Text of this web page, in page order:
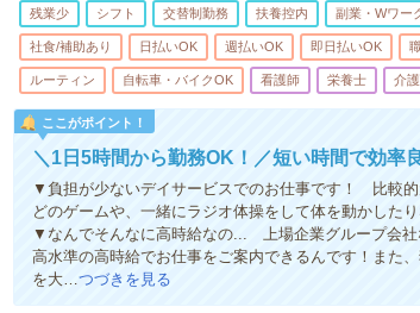
残業少 シフト 交替制勤務 扶養控内 副業・Wワー
社食/補助あり 日払いOK 週払いOK 即日払いOK
ルーティン 自転車・バイクOK 看護師 栄養士 介
ここがポイント！
＼1日5時間から勤務OK！／短い時間で効率
▼負担が少ないデイサービスでのお仕事です！ 比較
どのゲームや、一緒にラジオ体操をして体を動かした
▼なんでそんなに高時給なの... 上場企業グループ会
高水準の高時給でお仕事をご案内できるんです！また
を大…つづきを見る